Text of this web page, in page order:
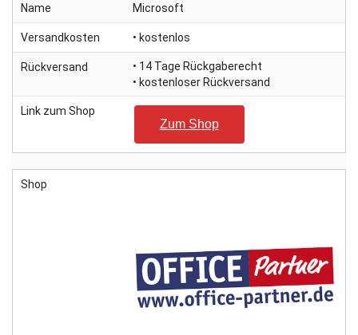
Name Microsoft
Versandkosten • kostenlos
Rückversand
• 14 Tage Rückgaberecht
• kostenloser Rückversand
Link zum Shop
Zum Shop
Shop